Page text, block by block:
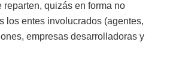
reparten, quizás en forma no
los entes involucrados (agentes,
empresas desarrolladoras y